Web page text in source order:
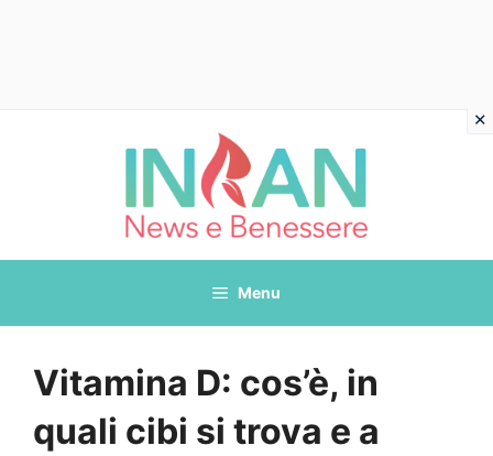
Menu
Vitamina D: cos’è, in
quali cibi si trova e a